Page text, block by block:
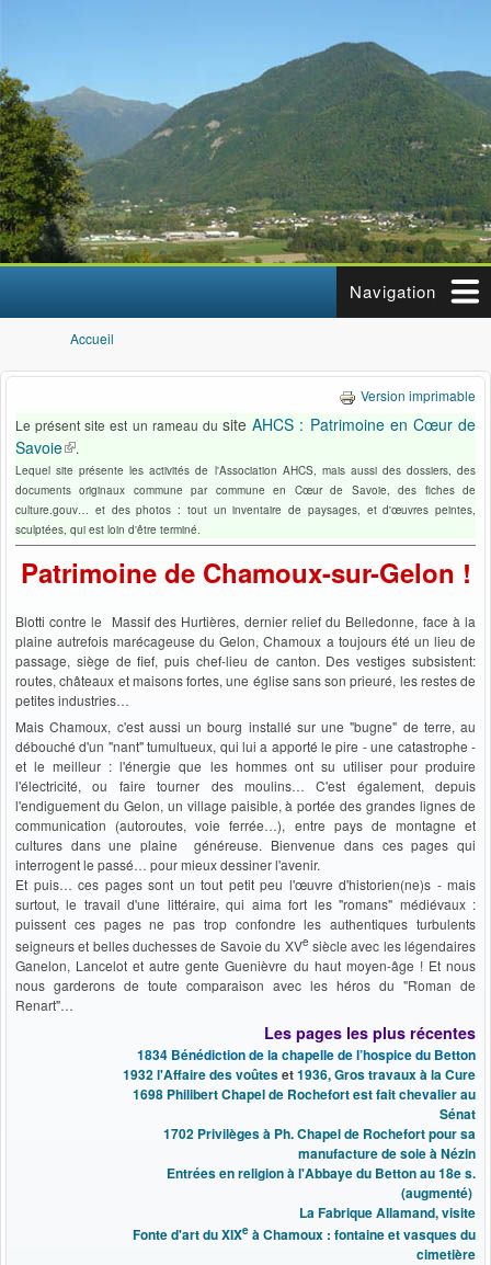
Navigation
Vous êtes ici
Accueil
Version imprimable
Le présent site est un rameau dusiteAHCS : Patrimoine en Cœur de
Savoie(le lien est externe)
.
Lequel site présente les activités de l'Association AHCS, mais aussi des dossiers, des
documents originaux commune par commune en Cœur de Savoie, des fiches de
culture.gouv… et des photos : tout un inventaire de paysages, et d'œuvres peintes,
sculptées, qui est loin d'être terminé.
Patrimoine de Chamoux-sur-Gelon !
Blotti contre le Massif des Hurtières, dernier relief du Belledonne, face à la
plaine autrefois marécageuse du Gelon, Chamoux a toujours été un lieu de
passage, siège de fief, puis chef-lieu de canton. Des vestiges subsistent:
routes, châteaux et maisons fortes, une église sans son prieuré, les restes de
petites industries…
Mais Chamoux, c'est aussi un bourg installé sur une "bugne" de terre, au
débouché d'un "nant" tumultueux, qui lui a apporté le pire - une catastrophe -
et le meilleur : l'énergie que les hommes ont su utiliser pour produire
l'électricité, ou faire tourner des moulins… C'est également, depuis
l'endiguement du Gelon, un village paisible, à portée des grandes lignes de
communication (autoroutes, voie ferrée…), entre pays de montagne et
cultures dans une plaine généreuse. Bienvenue dans ces pages qui
interrogent le passé… pour mieux dessiner l'avenir.
Et puis… ces pages sont un tout petit peu l'œuvre d'historien(ne)s - mais
surtout, le travail d'une littéraire, qui aima fort les "romans" médiévaux :
puissent ces pages ne pas trop confondre les authentiques turbulents
seigneurs et belles duchesses de Savoie du XVe siècle avec les légendaires
Ganelon, Lancelot et autre gente Guenièvre du haut moyen-âge ! Et nous
nous garderons de toute comparaison avec les héros du "Roman de
Renart"…
Les pages les plus récentes
1834 Bénédiction de la chapelle de l’hospice du Betton
1932 l'Affaire des voûteset1936, Gros travaux à la Cure
1698 Philibert Chapel de Rochefort est fait chevalier au
Sénat
1702 Privilèges à Ph. Chapel de Rochefort pour sa
manufacture de soie à Nézin
Entrées en religion à l'Abbaye du Betton au 18e s.
(augmenté)
La Fabrique Allamand, visite
Fonte d'art du XIXe à Chamoux : fontaine et vasques du
cimetière